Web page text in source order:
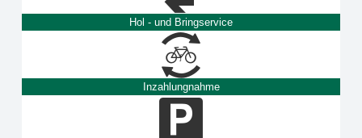
Hol - und Bringservice
Inzahlungnahme